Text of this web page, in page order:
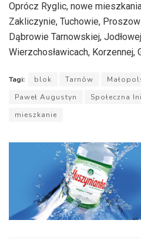
Oprócz Ryglic, nowe
Zakliczynie, Tuchowie,
Dąbrowie Tarnowskiej,
Wierzchosławicach, Korzennej,
Tagi: blok Tarnów
Paweł Augustyn
Społeczna
mieszkanie